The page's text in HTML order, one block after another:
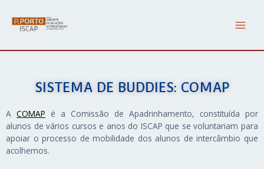
content
SISTEMA DE BUDDIES: COMAP
A COMAP é a Comissão de Apadrinhamento, constituída por
alunos de vários cursos e anos do ISCAP que se voluntariam para
apoiar o processo de mobilidade dos alunos de intercâmbio que
acolhemos.